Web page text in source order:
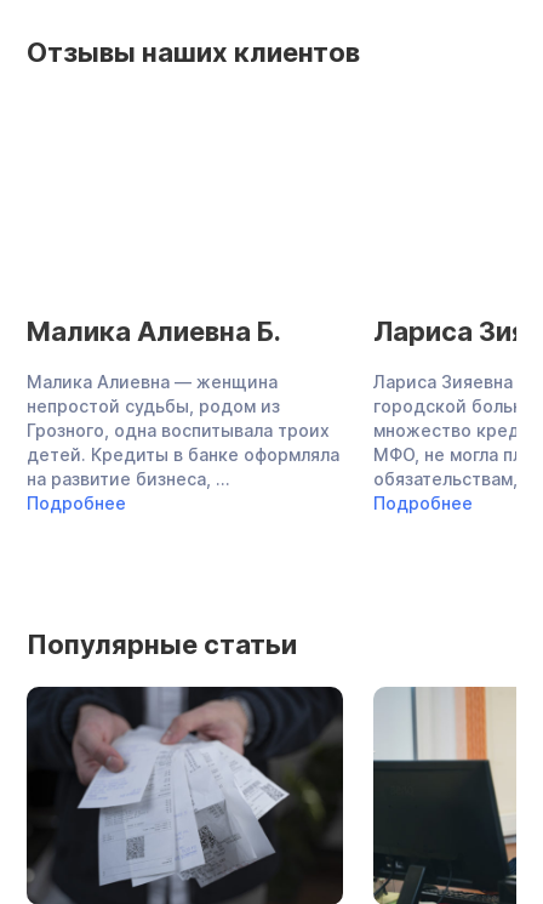
Отзывы наших клиентов
Малика Алиевна Б.
Малика Алиевна — женщина
непростой судьбы, родом из
Грозного, одна воспитывала троих
детей. Кредиты в банке оформляла
на развитие бизнеса, ...
Подробнее
Лариса
Лариса Зияевна —
городской
множество
МФО, не могла
обязательствам,
Подробнее
Популярные статьи